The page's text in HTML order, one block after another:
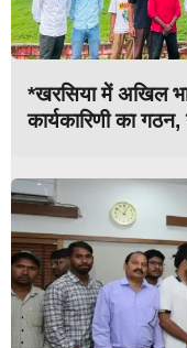
*खरसिया में अखिल
कार्यकारिणी का गठन,